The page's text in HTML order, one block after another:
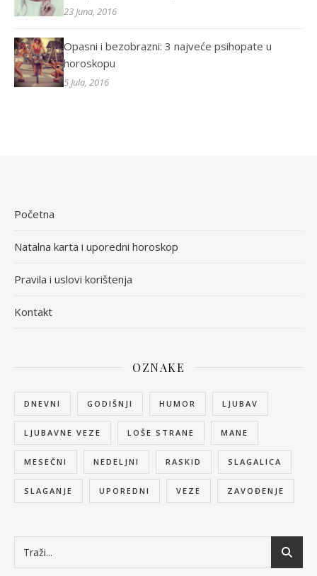
23 Juna, 2016
Opasni i bezobrazni: 3 najveće psihopate u
horoskopu
5 Jula, 2016
Početna
Natalna karta i uporedni horoskop
Pravila i uslovi korištenja
Kontakt
OZNAKE
DNEVNI GODIŠNJI HUMOR LJUBAV
LJUBAVNE VEZE LOŠE STRANE MANE
MESEČNI NEDELJNI RASKID SLAGALICA
SLAGANJE UPOREDNI VEZE ZAVOĐENJE